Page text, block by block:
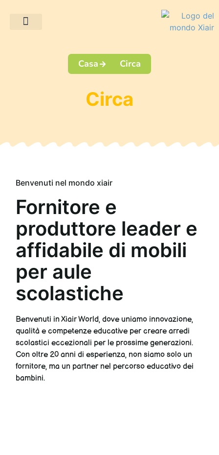
Casa Circa
Circa
Benvenuti nel mondo xiair
Fornitore e
produttore leader e
affidabile di mobili
per aule
scolastiche
Benvenuti in Xiair World, dove uniamo innovazione,
qualità e competenze educative per creare arredi
scolastici eccezionali per le prossime generazioni.
Con oltre 20 anni di esperienza, non siamo solo un
fornitore, ma un partner nel percorso educativo dei
bambini.